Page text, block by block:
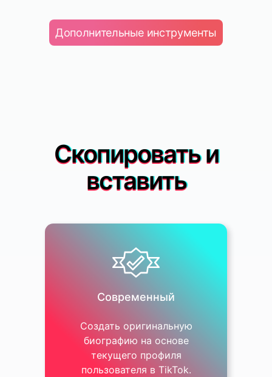
Food & Drink
Дополнительные инструменты
Скопировать и
вставить
Современный
Создать оригинальную
биографию на основе
текущего профиля
пользователя в TikTok.